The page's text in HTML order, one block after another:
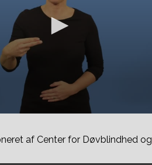
af Center for Døvblindhed og